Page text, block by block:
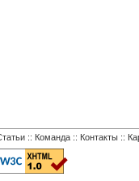
:: Команда :: Контакты ::